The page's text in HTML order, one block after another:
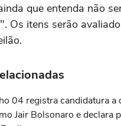
que entenda não
Os itens serão
04 registra candidatura a
Jair Bolsonaro e declara